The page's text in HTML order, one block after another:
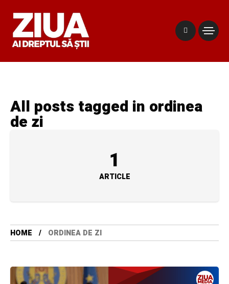
All posts tagged in ordinea
de zi
1
ARTICLE
HOME ORDINEA DE ZI